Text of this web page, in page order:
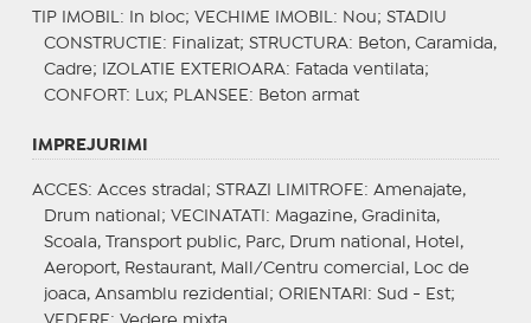
TIP IMOBIL : In bloc; VECHIME IMOBIL : Nou; STADIU
CONSTRUCTIE : Finalizat; STRUCTURA: Beton, Caramida,
Cadre;
IZOLATIE EXTERIOARA: Fatada ventilata;
CONFORT : Lux; PLANSEE : Beton armat
IMPREJURIMI
ACCES: Acces stradal; STRAZI LIMITROFE : Amenajate,
Drum national; VECINATATI : Magazine, Gradinita,
Scoala, Transport public, Parc, Drum national, Hotel,
Aeroport, Restaurant, Mall/Centru comercial, Loc de
joaca, Ansamblu rezidential; ORIENTARI : Sud - Est;